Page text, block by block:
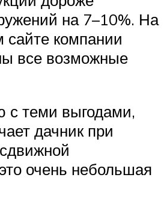
на 7–10%. На
компании
все возможные
с теми выгодами,
дачник при
очень небольшая